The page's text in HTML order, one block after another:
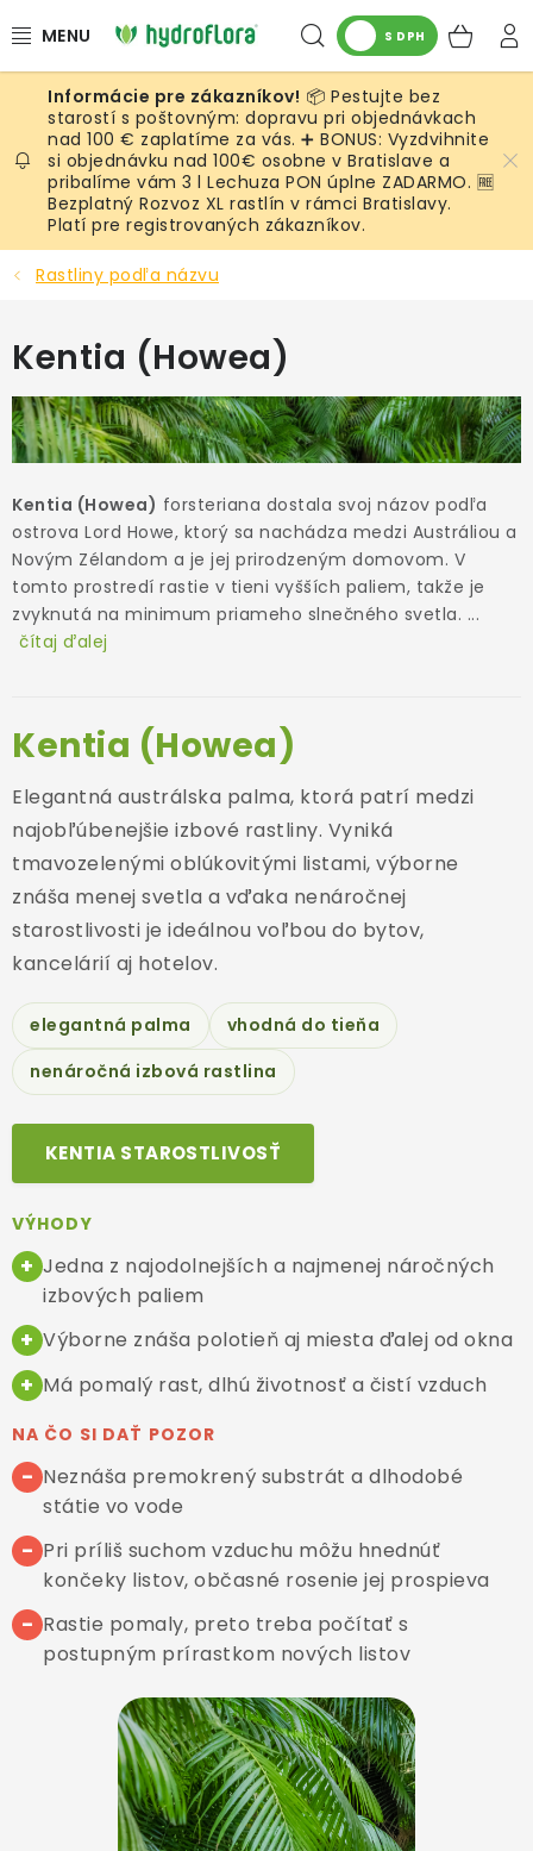
na
Hľadať
S DPH
RASTLINY
UMELÉ RASTLINY
KVETINÁČE
SUBSTRÁTY A PRÍSLUŠENSTVO
SERVIS INTERIÉROVEJ ZELENE
MACHY
ODBORNÉ ČLÁNKY
MACHOVÉ STENY
INTERIÉROVÉ DEKORÁCIE
NA OBJEDNÁVKU
AKCIA
NOVINKY
TEDE
SUBSTRÁTY A HNOJIVÁ
PRÍSLUŠENSTVO
KVETINÁČE
KVETINÁČE A OBALY NA RASTLINY
ZNAČKY
Obchodné podmienky
Podmienky ochrany osobných údajov
O nás
Spôsoby platby
Kontakt / Právne údaje
📦 Pestujte bez
starostí s poštovným: dopravu pri objednávkach
nad 100 € zaplatíme za vás. ➕ BONUS: Vyzdvihnite
si objednávku nad 100€ osobne v Bratislave a
pribalíme vám 3 l Lechuza PON úplne ZADARMO. 🆓
Bezplatný Rozvoz XL rastlín v rámci Bratislavy.
Platí pre registrovaných zákazníkov.
Rastliny podľa názvu
Kentia (Howea)
Kentia (Howea) forsteriana dostala svoj názov podľa
ostrova Lord Howe, ktorý sa nachádza medzi Austráliou a
Novým Zélandom a je jej prirodzeným domovom. V
tomto prostredí rastie v tieni vyšších paliem, takže je
zvyknutá na minimum priameho slnečného svetla. ...
čítaj ďalej
Kentia (Howea)
Elegantná austrálska palma, ktorá patrí medzi
najobľúbenejšie izbové rastliny. Vyniká
tmavozelenými oblúkovitými listami, výborne
znáša menej svetla a vďaka nenáročnej
starostlivosti je ideálnou voľbou do bytov,
kancelárií aj hotelov.
elegantná palma
vhodná do tieňa
nenáročná izbová rastlina
KENTIA STAROSTLIVOSŤ
VÝHODY
+ Jedna z najodolnejších a najmenej náročných
izbových paliem
+ Výborne znáša polotieň aj miesta ďalej od okna
+ Má pomalý rast, dlhú životnosť a čistí vzduch
NA ČO SI DAŤ POZOR
− Neznáša premokrený substrát a dlhodobé
státie vo vode
− Pri príliš suchom vzduchu môžu hnednúť
končeky listov, občasné rosenie jej prospieva
− Rastie pomaly, preto treba počítať s
postupným prírastkom nových listov